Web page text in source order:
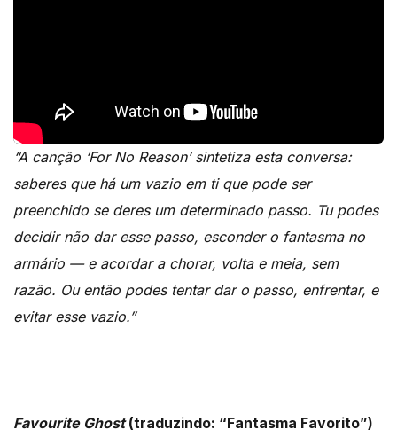
“A canção ‘For No Reason’ sintetiza esta conversa:
saberes que há um vazio em ti que pode ser
preenchido se deres um determinado passo. Tu podes
decidir não dar esse passo, esconder o fantasma no
armário — e acordar a chorar, volta e meia, sem
razão. Ou então podes tentar dar o passo, enfrentar, e
evitar esse vazio.”
Favourite Ghost(traduzindo: “Fantasma Favorito”)